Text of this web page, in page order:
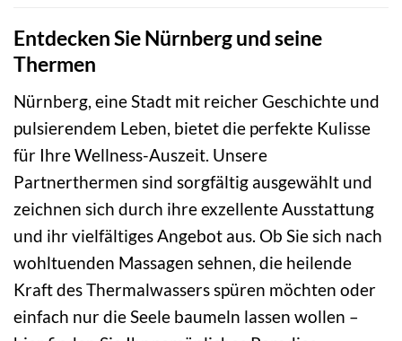
Entdecken Sie Nürnberg und seine
Thermen
Nürnberg, eine Stadt mit reicher Geschichte und
pulsierendem Leben, bietet die perfekte Kulisse
für Ihre Wellness-Auszeit. Unsere
Partnerthermen sind sorgfältig ausgewählt und
zeichnen sich durch ihre exzellente Ausstattung
und ihr vielfältiges Angebot aus. Ob Sie sich nach
wohltuenden Massagen sehnen, die heilende
Kraft des Thermalwassers spüren möchten oder
einfach nur die Seele baumeln lassen wollen –